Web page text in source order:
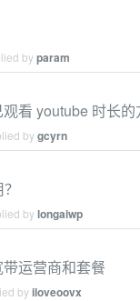
byparam
看 youtube 时长的
bygcyrn
bylongaiwp
运营商和套餐
byiloveoovx